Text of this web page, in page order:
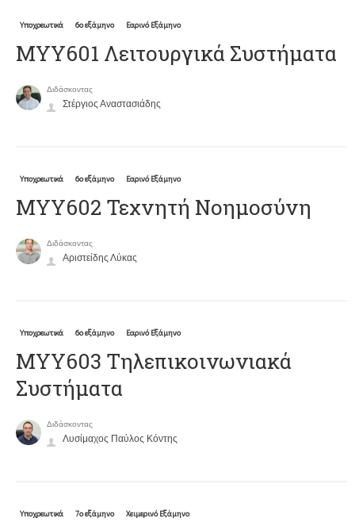
Υποχρεωτικά 6ο εξάμηνο Εαρινό Εξάμηνο
ΜΥΥ601 Λειτουργικά Συστήματα
Διδάσκοντας
Στέργιος Αναστασιάδης
Υποχρεωτικά 6ο εξάμηνο Εαρινό Εξάμηνο
ΜΥΥ602 Τεχνητή Νοημοσύνη
Διδάσκοντας
Αριστείδης Λύκας
Υποχρεωτικά 6ο εξάμηνο Εαρινό Εξάμηνο
ΜΥΥ603 Τηλεπικοινωνιακά
Συστήματα
Διδάσκοντας
Λυσίμαχος Παύλος Κόντης
Υποχρεωτικά 7ο εξάμηνο Χειμερινό Εξάμηνο